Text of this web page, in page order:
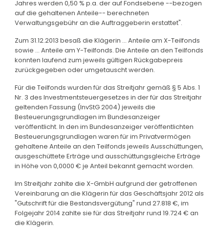
Jahres werden 0,50 % p.a. der auf Fondsebene --bezogen
auf die gehaltenen Anteile-- berechneten
Verwaltungsgebühr an die Auftraggeberin erstattet".
Zum 31.12.2013 besaß die Klägerin ... Anteile am X-Teilfonds
sowie ... Anteile am Y-Teilfonds. Die Anteile an den Teilfonds
konnten laufend zum jeweils gültigen Rückgabepreis
zurückgegeben oder umgetauscht werden.
Für die Teilfonds wurden für das Streitjahr gemäß § 5 Abs. 1
Nr. 3 des Investmentsteuergesetzes in der für das Streitjahr
geltenden Fassung (InvStG 2004) jeweils die
Besteuerungsgrundlagen im Bundesanzeiger
veröffentlicht. In den im Bundesanzeiger veröffentlichten
Besteuerungsgrundlagen waren für im Privatvermögen
gehaltene Anteile an den Teilfonds jeweils Ausschüttungen,
ausgeschüttete Erträge und ausschüttungsgleiche Erträge
in Höhe von 0,0000 € je Anteil bekannt gemacht worden.
Im Streitjahr zahlte die X-GmbH aufgrund der getroffenen
Vereinbarung an die Klägerin für das Geschäftsjahr 2012 als
"Gutschrift für die Bestandsvergütung" rund 27.818 €, im
Folgejahr 2014 zahlte sie für das Streitjahr rund 19.724 € an
die Klägerin.